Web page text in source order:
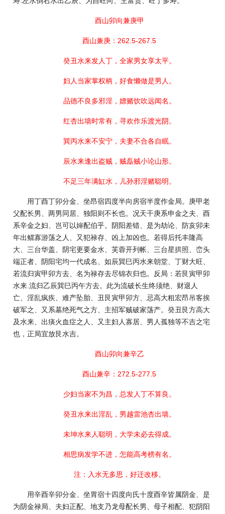
酉山卯向兼庚甲
酉山兼庚：262.5-267.5
癸丑水来发人丁，全家男女享太平。
妇人当家掌权柄，好食懒做是男人。
品德不良多邪淫，嫖赌饮吹远闻名。
红杏出墙时常有，寻欢作乐渡光阴。
巽丙水来不安宁，夫妻不合各自眠。
辰水来逢出盗贼，贼磊贼小论山形。
不足三年满缸水，儿孙邪淫赌聪明。
用丁酉丁卯分金、坐昂宿四度半向房宿半度作金局。庚甲老
父配长男、两男同居、独阳则不长也。况天干庚系申金之夫、酉
系辛金之妇、岂可以婶配伯乎。阴阳差错、是为劫论、防亥卯未
年出鳏寡游荡之人、又犯禄存、凶上加凶也。若得后托丰隆高
大、三台华盖、阴宅更要金水、芙蓉开列帐、三台星拱照、峦头
端正者、阴阳宅均一代成名、如辰巽巳丙水来朝堂、丁财大旺、
若流归寅甲卯方去、名为禄存去尽锦衣归也。反局：若艮寅甲卯
水来.流归乙辰巽巳丙午方去。此为流破长生终须绝、财退人
亡、淫乱疯疾、难产坠胎、丑艮寅甲卯方、忌高大粗宏昂吊客挨
破军之、又系墓绝死气之方、主招军贼破家荡产。癸丑艮方高大
及水来、出痰火血症之人、又主妇人寡居、男人孤独等不吉之宅
也，正局宜放艮水吉。
酉山卯向兼辛乙
酉山兼辛：272.5-277.5
少妇当家不为昌，总发人丁不算良。
癸丑水来出淫乱，男越雷池杏出墙。
未坤水来人聪明，大学未必去得成。
相思病发学不进，怎能高考榜有名。
注：入水无多思，好迁改移。
用辛酉辛卯分金、坐胃宿十四度向氏十度酉辛皆属阴金、是
为阴金禄局、夫妇正配、地支乃龙母配长男、母子相配、犯阴阳